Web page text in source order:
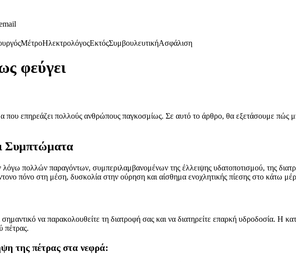
ΜέτροΗλεκτρολόγοςΕκτόςΣυμβουλευτικήΑσφάλιση
φεύγει
επηρεάζει πολλούς ανθρώπους παγκοσμίως. Σε αυτό το άρθρο, θα εξετάσουμε πώς
Συμπτώματα
πολλών παραγόντων, συμπεριλαμβανομένων της έλλειψης υδατοποτισμού, της
πόνο στη μέση, δυσκολία στην ούρηση και αίσθημα ενοχλητικής πίεσης στο κάτω
να παρακολουθείτε τη διατροφή σας και να διατηρείτε επαρκή υδροδοσία. Η
πέτρας.
της πέτρας στα νεφρά: